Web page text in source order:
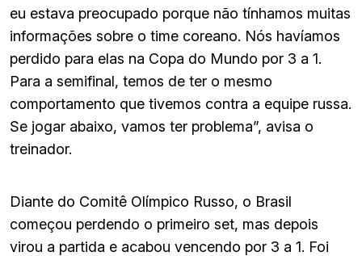
eu estava preocupado porque não tínhamos muitas
informações sobre o time coreano. Nós havíamos
perdido para elas na Copa do Mundo por 3 a 1.
Para a semifinal, temos de ter o mesmo
comportamento que tivemos contra a equipe russa.
Se jogar abaixo, vamos ter problema”, avisa o
treinador.
Diante do Comitê Olímpico Russo, o Brasil
começou perdendo o primeiro set, mas depois
virou a partida e acabou vencendo por 3 a 1. Foi